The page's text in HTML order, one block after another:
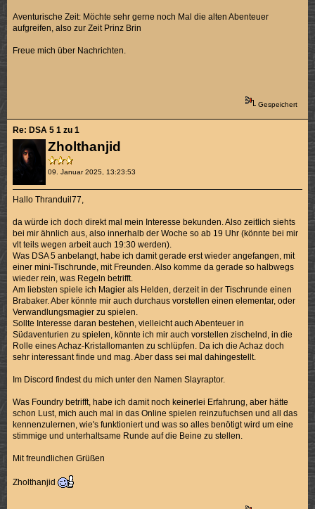
Aventurische Zeit: Möchte sehr gerne noch Mal die alten Abenteuer
aufgreifen, also zur Zeit Prinz Brin
Freue mich über Nachrichten.
Gespeichert
Zholthanjid
09. Januar 2025, 13:23:53
Re: DSA 5 1 zu 1
Hallo Thranduil77,
da würde ich doch direkt mal mein Interesse bekunden. Also zeitlich siehts
bei mir ähnlich aus, also innerhalb der Woche so ab 19 Uhr (könnte bei mir
vlt teils wegen arbeit auch 19:30 werden).
Was DSA 5 anbelangt, habe ich damit gerade erst wieder angefangen, mit
einer mini-Tischrunde, mit Freunden. Also komme da gerade so halbwegs
wieder rein, was Regeln betrifft.
Am liebsten spiele ich Magier als Helden, derzeit in der Tischrunde einen
Brabaker. Aber könnte mir auch durchaus vorstellen einen elementar, oder
Verwandlungsmagier zu spielen.
Sollte Interesse daran bestehen, vielleicht auch Abenteuer in
Südaventurien zu spielen, könnte ich mir auch vorstellen zischelnd, in die
Rolle eines Achaz-Kristallomanten zu schlüpfen. Da ich die Achaz doch
sehr interessant finde und mag. Aber dass sei mal dahingestellt.
Im Discord findest du mich unter den Namen Slayraptor.
Was Foundry betrifft, habe ich damit noch keinerlei Erfahrung, aber hätte
schon Lust, mich auch mal in das Online spielen reinzufuchsen und all das
kennenzulernen, wie's funktioniert und was so alles benötigt wird um eine
stimmige und unterhaltsame Runde auf die Beine zu stellen.
Mit freundlichen Grüßen
Zholthanjid